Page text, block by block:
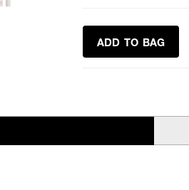
ADD TO BAG